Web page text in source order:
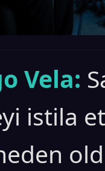
Vela:
istila